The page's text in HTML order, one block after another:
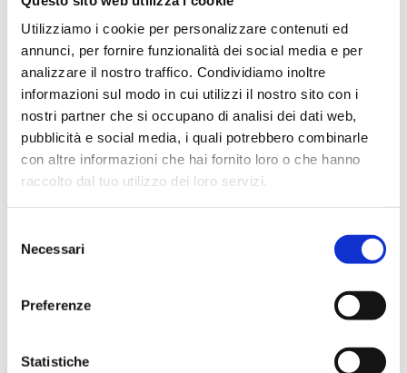
Utilizziamo i cookie per personalizzare contenuti ed
annunci, per fornire funzionalità dei social media e per
analizzare il nostro traffico. Condividiamo inoltre
informazioni sul modo in cui utilizzi il nostro sito con i
nostri partner che si occupano di analisi dei dati web,
pubblicità e social media, i quali potrebbero combinarle
con altre informazioni che hai fornito loro o che hanno
raccolto dal tuo utilizzo dei loro servizi.
delNecessari
Preferenze
Statistiche
Válvula termostatizável de esquadria, engate
de ferro, com tampa para estaleiro, engate
Temperatura máxima de exercício: 95 °C.
Pressão máxima de exercício